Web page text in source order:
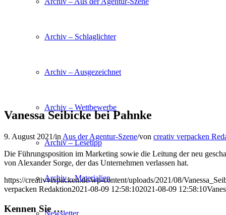
Archiv – Schlaglichter
Archiv – Ausgezeichnet
Archiv – Wettbewerbe
Archiv – Lesetipp
Archiv – Materialien
Newsletter
Vanessa Seibicke bei Pahnke
9. August 2021/in Aus der Agentur-Szene/von creativ verpacken
Die Führungsposition im Marketing sowie die Leitung der neu
von Alexander Sorge, der das Unternehmen verlassen hat.
https://creativverpacken.de/wp-content/uploads/2021/08/
verpacken Redaktion2021-08-09 12:58:102021-08-09 12:58:10
Kennen Sie …